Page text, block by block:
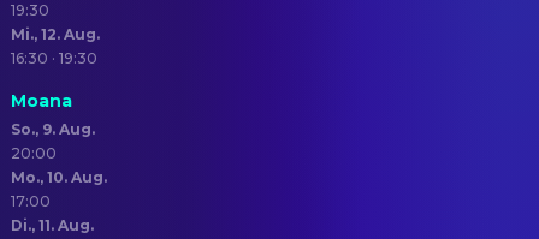
19:30
Mi., 12. Aug.
16:30 · 19:30
Moana
So., 9. Aug.
20:00
Mo., 10. Aug.
17:00
Di., 11. Aug.